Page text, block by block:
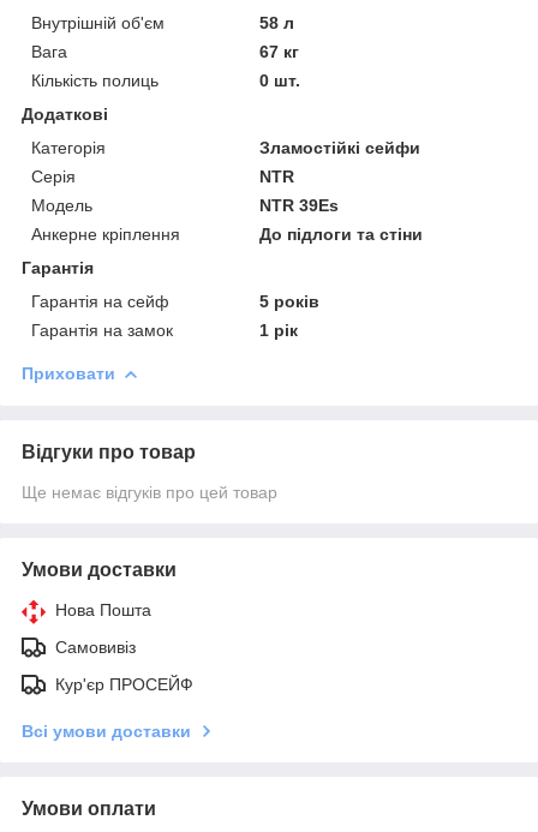
Внутрішній об'єм
58 л
Вага
67 кг
Кількість полиць
0 шт.
Додаткові
Категорія
Зламостійкі сейфи
Серія
NTR
Модель
NTR 39Es
Анкерне кріплення
До підлоги та стіни
Гарантія
Гарантія на сейф
5 років
Гарантія на замок
1 рік
Приховати
Відгуки про товар
Ще немає відгуків про цей товар
Умови доставки
Нова Пошта
Самовивіз
Кур'єр ПРОСЕЙФ
Всі умови доставки
Умови оплати